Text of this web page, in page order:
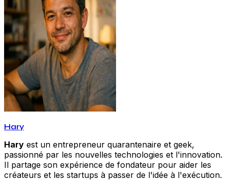
Hary
Hary est un entrepreneur quarantenaire et geek,
passionné par les nouvelles technologies et l'innovation.
Il partage son expérience de fondateur pour aider les
créateurs et les startups à passer de l'idée à l'exécution.